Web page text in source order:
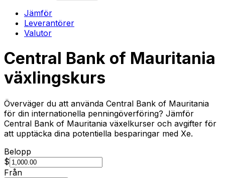
Jämför
Leverantörer
Valutor
Central Bank of Mauritania
växlingskurs
Överväger du att använda Central Bank of Mauritania
för din internationella penningöverföring? Jämför
Central Bank of Mauritania växelkurser och avgifter för
att upptäcka dina potentiella besparingar med Xe.
Belopp
$
Från